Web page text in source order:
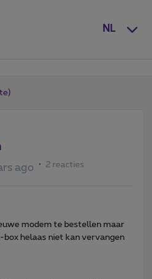
NL
ago 2 reacties
modem te bestellen maar
box helaas niet kan vervangen